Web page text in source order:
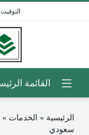
الرئيسية » الخدمات »
سعودي